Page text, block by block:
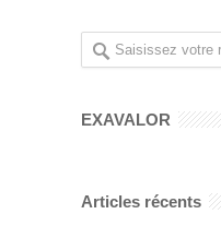
EXAVALOR
Articles récents